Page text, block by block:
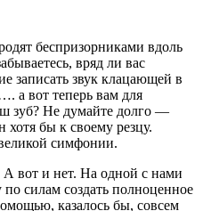
беспризорниками вдоль
вряд ли вас
записать звук клацающей в
а вот теперь вам для
зуб? Не думайте долго —
хотя бы к своему резцу.
симфонии.
А вот и нет. На одной с нами
силам создать полноценное
казалось бы, совсем